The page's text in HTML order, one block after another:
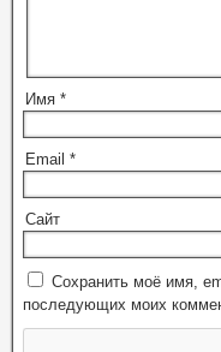
Имя *
Email *
Сайт
Сохранить моё имя,
последующих моих